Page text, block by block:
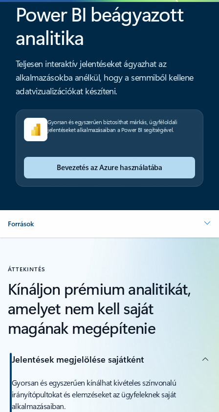
Power BI beágyazott
analitika
Teljesen interaktív jelentéseket ágyazhat az
alkalmazásokba anélkül, hogy a semmiből kellene
adatvizualizációkat készíteni.
Gyorsan és egyszerűen biztosíthat márkás, ügyféloldali
jelentéseket alkalmazásaiban a Power BI segítségével.
Bevezetés az Azure használatába
Források
ÁTTEKINTÉS
Kínáljon prémium analitikát,
amelyet nem kell saját
magának megépítenie
Jelentések megjelölése sajátként
Gyorsan és egyszerűen kínálhat kivételes színvonalú
irányítópultokat és elemzéseket az ügyfeleknek saját
alkalmazásaiban.